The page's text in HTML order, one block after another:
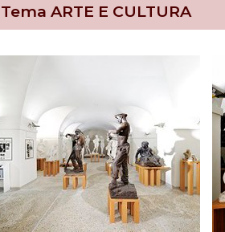
Tema ARTE E CULTURA